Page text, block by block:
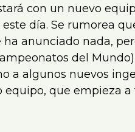
con un nuevo
día. Se rumorea
anunciado nada,
del
a algunos nuevos
que empieza